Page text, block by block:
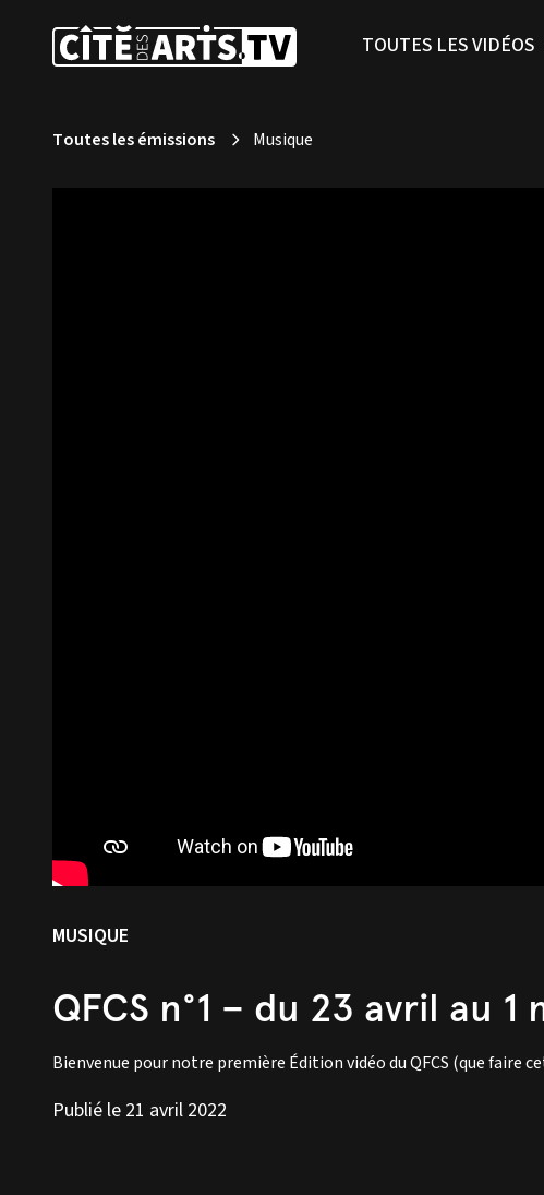
TOUTES LES VIDÉOS
Toutes les émissions Musique
MUSIQUE
QFCS n°1 – du 23 avril au 1
Bienvenue pour notre première Édition vidéo du QFCS (que faire
Publié le 21 avril 2022